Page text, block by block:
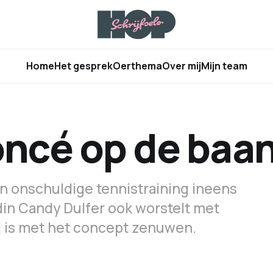
HomeHet gesprekOerthemaOver mijMijn team
op de
onschuldige tennistraining ineens
Candy Dulfer ook worstelt met
met het concept zenuwen.